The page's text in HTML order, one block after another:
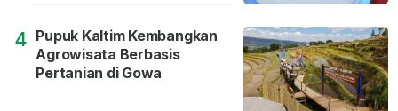
4 Pupuk Kaltim Kembangkan
Agrowisata Berbasis
Pertanian di Gowa